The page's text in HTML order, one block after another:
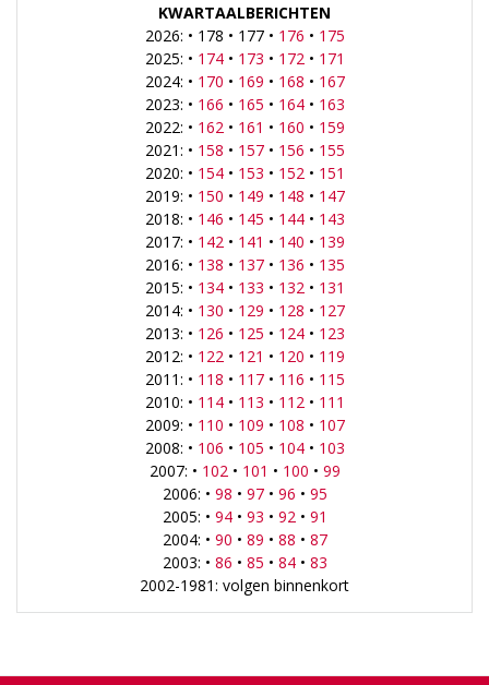
KWARTAALBERICHTEN
2026: • 178 • 177 • 176 • 175
2025: • 174• 173 • 172 • 171
2024: • 170 • 169 • 168 • 167
2023: • 166 • 165 • 164• 163
2022: • 162 • 161 • 160 • 159
2021: • 158 • 157• 156 • 155
2020: • 154• 153 • 152 • 151
2019: • 150 • 149 • 148 • 147
2018: • 146 • 145 • 144• 143
2017: • 142 • 141 • 140 • 139
2016: • 138 • 137• 136 • 135
2015: • 134• 133 • 132 • 131
2014: • 130 • 129 • 128 • 127
2013: • 126 • 125 • 124• 123
2012: • 122 • 121 • 120 • 119
2011: • 118 • 117• 116 • 115
2010: • 114• 113 • 112 • 111
2009: • 110 • 109 • 108 • 107
2008: • 106 • 105 • 104• 103
2007: • 102 • 101 • 100 • 99
2006: • 98 • 97• 96 • 95
2005: • 94• 93 • 92 • 91
2004: • 90 • 89 • 88 • 87
2003: • 86 • 85 • 84• 83
2002-1981: volgen binnenkort